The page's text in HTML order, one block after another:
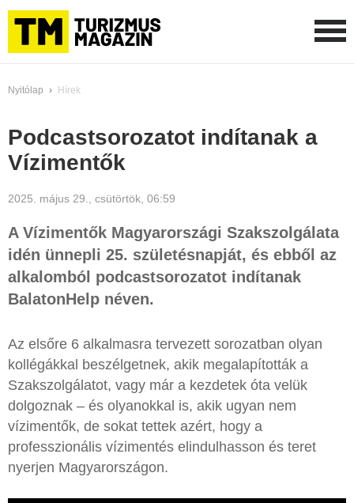
Nyitólap › Hírek
Podcastsorozatot indítanak a
Vízimentők
2025. május 29., csütörtök, 06:59
A Vízimentők Magyarországi Szakszolgálata
idén ünnepli 25. születésnapját, és ebből az
alkalomból podcastsorozatot indítanak
BalatonHelp néven.
Az elsőre 6 alkalmasra tervezett sorozatban olyan
kollégákkal beszélgetnek, akik megalapították a
Szakszolgálatot, vagy már a kezdetek óta velük
dolgoznak – és olyanokkal is, akik ugyan nem
vízimentők, de sokat tettek azért, hogy a
professzionális vízimentés elindulhasson és teret
nyerjen Magyarországon.